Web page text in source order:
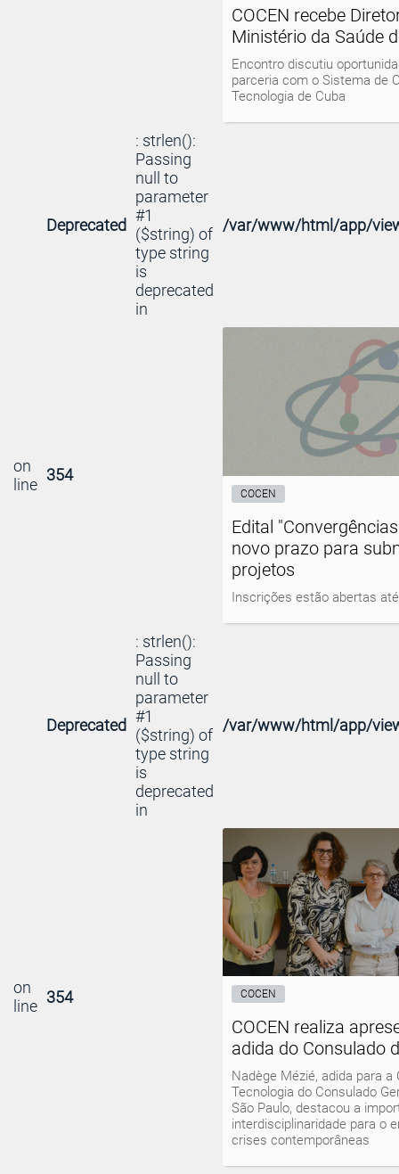
COCEN recebe
Ministério da Saúde
Encontro discutiu
parceria com o Sistema de
Tecnologia de Cuba
Deprecated
: strlen():
Passing
null to
parameter
#1
($string) of
type string
is
deprecated
in
/var/www/html/app/
on
line 354
COCEN
Edital
novo prazo para
projetos
Inscrições estão abertas
Deprecated
: strlen():
Passing
null to
parameter
#1
($string) of
type string
is
deprecated
in
/var/www/html/app/
on
line 354 COCEN
COCEN realiza
adida do Consulado
Nadège Mézié, adida para a
Tecnologia do Consulado
São Paulo, destacou a
interdisciplinaridade para o
crises contemporâneas